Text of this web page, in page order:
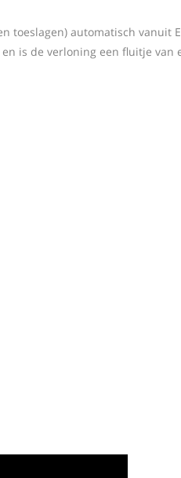
toeslagen) automatisch vanuit
is de verloning een fluitje van